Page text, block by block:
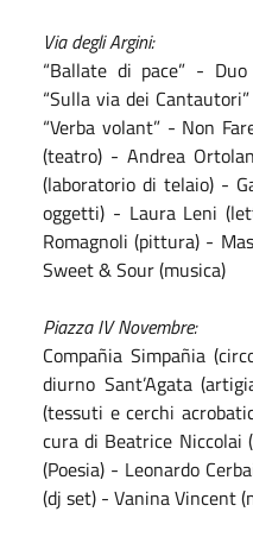
Via degli Argini:
“Ballate di pace” -
“Sulla via dei
“Verba volant” - Non
(teatro) - Andrea
(laboratorio di telaio) -
oggetti) - Laura Leni
Romagnoli (pittura) -
Sweet & Sour (musica)
Piazza IV Novembre:
Compañia Simpañia
diurno Sant’Agata
(tessuti e cerchi
cura di Beatrice Niccolai
(Poesia) - Leonardo
(dj set) - Vanina Vincent